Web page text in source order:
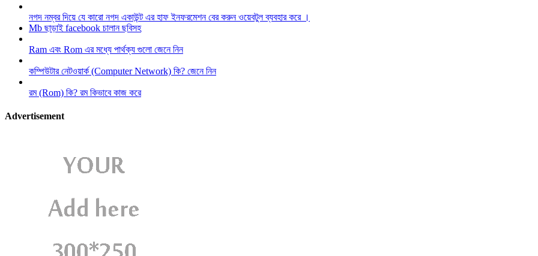
নগদ নম্বর দিয়ে যে কারো নগদ একাউন্ট এর হাফ ইনফরমেশন বের করুন ওয়েবটুল ব্যবহার করে ।
Mb ছাড়াই facebook চালান ছবিসহ
Ram এবং Rom এর মধ্যে পার্থক্য গুলো জেনে নিন
কম্পিউটার নেটওয়ার্ক (Computer Network) কি? জেনে নিন
রম (Rom) কি? রম কিভাবে কাজ করে
Advertisement